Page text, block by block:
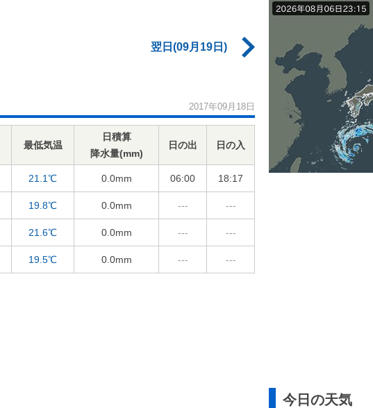
翌日(09月19日)
2017年09月18日
最低気温
日積算
降水量(mm)
日の出 日の入
21.1℃ 0.0mm 06:00 18:17
19.8℃ 0.0mm --- ---
21.6℃ 0.0mm --- ---
19.5℃ 0.0mm --- ---
今日の天気